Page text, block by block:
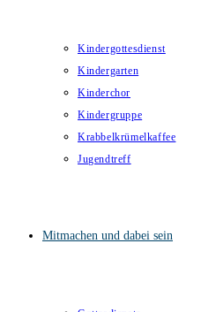
Kindergottesdienst
Kindergarten
Kinderchor
Kindergruppe
Krabbelkrümelkaffee
Jugendtreff
Mitmachen und dabei sein